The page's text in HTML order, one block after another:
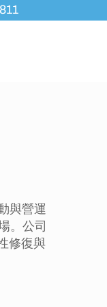
與營運
。公司
修復與